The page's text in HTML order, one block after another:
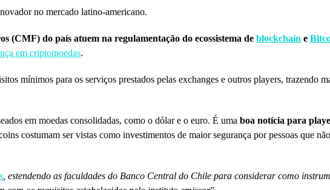
no mercado latino-americano.
(CMF) do país atuem na regulamentação do ecossistema deblockchain e
em criptomoedas.
mínimos para os serviços prestados pelas exchanges e outros players, trazendo
em moedas consolidadas, como o dólar e o euro. É umaboa notícia para
costumam ser vistas como investimentos de maior segurança por pessoas que
, estendendo as faculdades do Banco Central do Chile para considerar como